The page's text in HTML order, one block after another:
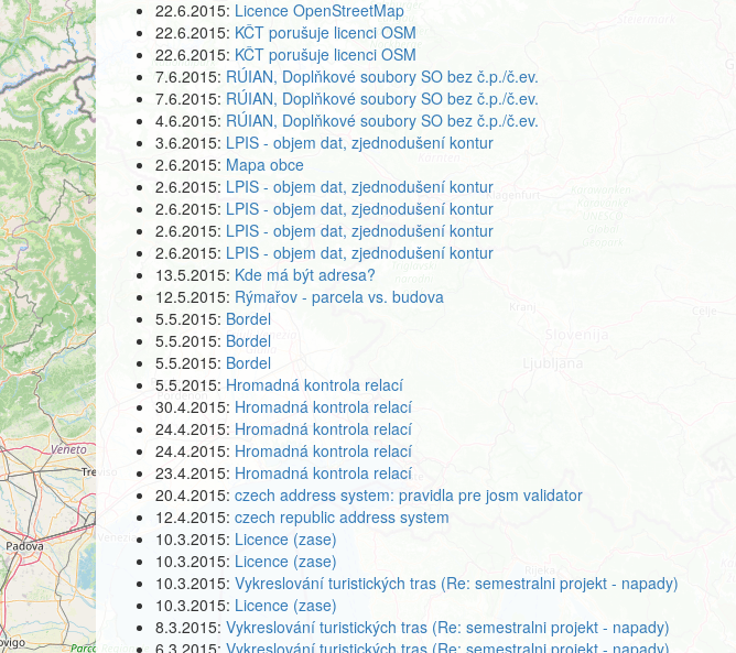
22.6.2015: Licence OpenStreetMap
22.6.2015: KČT porušuje licenci OSM
22.6.2015: KČT porušuje licenci OSM
7.6.2015: RÚIAN, Doplňkové soubory SO bez č.p./č.ev.
7.6.2015: RÚIAN, Doplňkové soubory SO bez č.p./č.ev.
4.6.2015: RÚIAN, Doplňkové soubory SO bez č.p./č.ev.
3.6.2015: LPIS - objem dat, zjednodušení kontur
2.6.2015: Mapa obce
2.6.2015: LPIS - objem dat, zjednodušení kontur
2.6.2015: LPIS - objem dat, zjednodušení kontur
2.6.2015: LPIS - objem dat, zjednodušení kontur
2.6.2015: LPIS - objem dat, zjednodušení kontur
13.5.2015: Kde má být adresa?
12.5.2015: Rýmařov - parcela vs. budova
5.5.2015: Bordel
5.5.2015: Bordel
5.5.2015: Bordel
5.5.2015: Hromadná kontrola relací
30.4.2015: Hromadná kontrola relací
24.4.2015: Hromadná kontrola relací
24.4.2015: Hromadná kontrola relací
23.4.2015: Hromadná kontrola relací
20.4.2015: czech address system: pravidla pre josm validator
12.4.2015: czech republic address system
10.3.2015: Licence (zase)
10.3.2015: Licence (zase)
10.3.2015: Vykreslování turistických tras (Re: semestralni projekt - napady)
10.3.2015: Licence (zase)
8.3.2015: Vykreslování turistických tras (Re: semestralni projekt - napady)
6.3.2015: Vykreslování turistických tras (Re: semestralni projekt - napady)